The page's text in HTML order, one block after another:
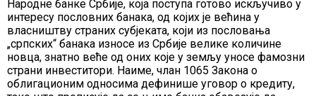
Народне банке Србије, која поступа готово искључиво у
интересу пословних банака, од којих је већина у
власништву страних субјеката, који из пословања
„српских“ банака износе из Србије велике количине
новца, знатно веће од оних које у земљу уносе фамозни
страни инвеститори. Наиме, члан 1065 Закона о
облигационим односима дефинише уговор о кредиту,